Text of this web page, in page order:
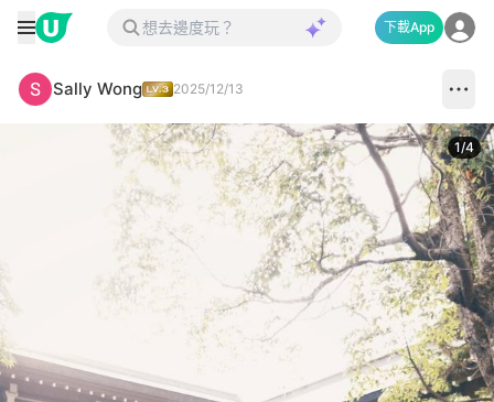
下載App
Sally Wong 2025/12/13
1/4